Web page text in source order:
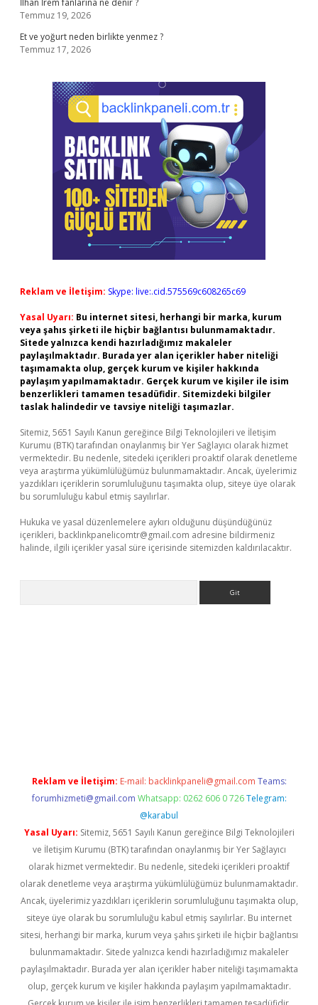
İlhan İrem fanlarına ne denir ?
Temmuz 19, 2026
Et ve yoğurt neden birlikte yenmez ?
Temmuz 17, 2026
Reklam ve İletişim: Skype: live:.cid.575569c608265c69
Yasal Uyarı: Bu internet sitesi, herhangi bir marka, kurum
veya şahıs şirketi ile hiçbir bağlantısı bulunmamaktadır.
Sitede yalnızca kendi hazırladığımız makaleler
paylaşılmaktadır. Burada yer alan içerikler haber niteliği
taşımamakta olup, gerçek kurum ve kişiler hakkında
paylaşım yapılmamaktadır. Gerçek kurum ve kişiler ile isim
benzerlikleri tamamen tesadüfidir. Sitemizdeki bilgiler
taslak halindedir ve tavsiye niteliği taşımazlar.
Sitemiz, 5651 Sayılı Kanun gereğince Bilgi Teknolojileri ve İletişim
Kurumu (BTK) tarafından onaylanmış bir Yer Sağlayıcı olarak hizmet
vermektedir. Bu nedenle, sitedeki içerikleri proaktif olarak denetleme
veya araştırma yükümlülüğümüz bulunmamaktadır. Ancak, üyelerimiz
yazdıkları içeriklerin sorumluluğunu taşımakta olup, siteye üye olarak
bu sorumluluğu kabul etmiş sayılırlar.
Hukuka ve yasal düzenlemelere aykırı olduğunu düşündüğünüz
içerikleri, backlinkpanelicomtr@gmail.com adresine bildirmeniz
halinde, ilgili içerikler yasal süre içerisinde sitemizden kaldırılacaktır.
Reklam ve İletişim: E-mail: backlinkpaneli@gmail.com Teams:
forumhizmeti@gmail.com Whatsapp: 0262 606 0 726 Telegram:
@karabul
Yasal Uyarı: Sitemiz, 5651 Sayılı Kanun gereğince Bilgi Teknolojileri
ve İletişim Kurumu (BTK) tarafından onaylanmış bir Yer Sağlayıcı
olarak hizmet vermektedir. Bu nedenle, sitedeki içerikleri proaktif
olarak denetleme veya araştırma yükümlülüğümüz bulunmamaktadır.
Ancak, üyelerimiz yazdıkları içeriklerin sorumluluğunu taşımakta olup,
siteye üye olarak bu sorumluluğu kabul etmiş sayılırlar. Bu internet
sitesi, herhangi bir marka, kurum veya şahıs şirketi ile hiçbir bağlantısı
bulunmamaktadır. Sitede yalnızca kendi hazırladığımız makaleler
paylaşılmaktadır. Burada yer alan içerikler haber niteliği taşımamakta
olup, gerçek kurum ve kişiler hakkında paylaşım yapılmamaktadır.